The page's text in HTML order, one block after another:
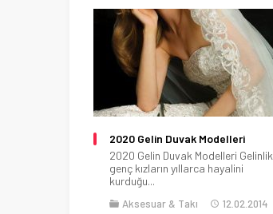
2020 Gelin Duvak Modelleri
2020 Gelin Duvak Modelleri Gelinlik
genç kızların yıllarca hayalini
kurduğu...
Aksesuar & Takı
12.02.2014